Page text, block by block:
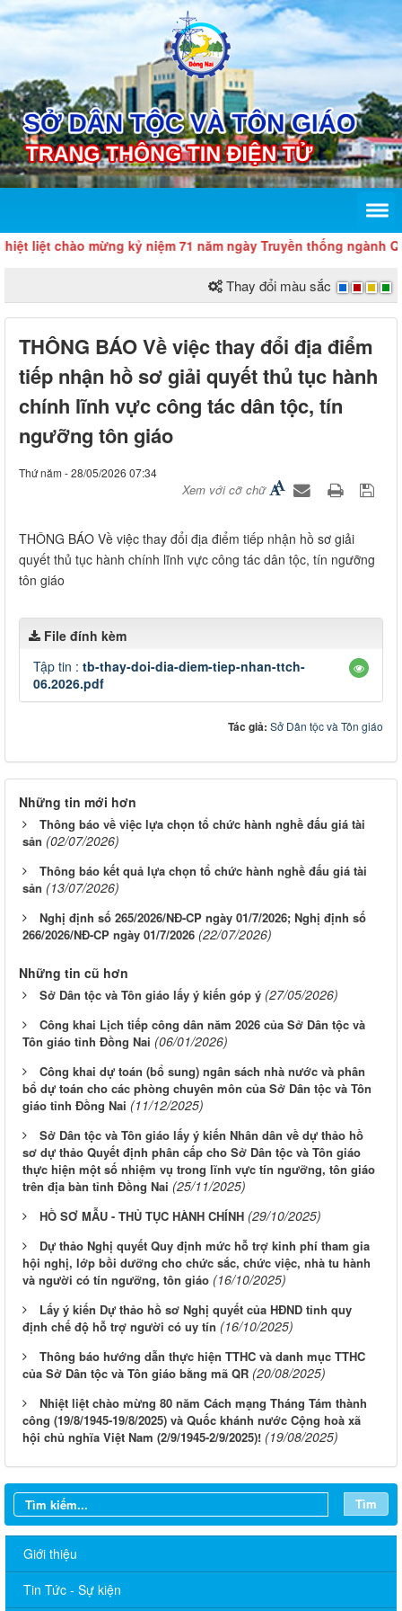
liệt chào mừng kỷ niệm 71 năm ngày Truyền thống ngành
Thay đổi màu sắc
THÔNG BÁO Về việc thay đổi địa điểm
tiếp nhận hồ sơ giải quyết thủ tục hành
chính lĩnh vực công tác dân tộc, tín
ngưỡng tôn giáo
Thứ năm - 28/05/2026 07:34
Xem với cỡ chữ
THÔNG BÁO Về việc thay đổi địa điểm tiếp nhận hồ sơ giải
quyết thủ tục hành chính lĩnh vực công tác dân tộc, tín ngưỡng
tôn giáo
File đính kèm
Tập tin : tb-thay-doi-dia-diem-tiep-nhan-ttch-
06.2026.pdf
Tác giả: Sở Dân tộc và Tôn giáo
Những tin mới hơn
Thông báo về việc lựa chọn tổ chức hành nghề đấu giá tài
sản (02/07/2026)
Thông báo kết quả lựa chọn tổ chức hành nghề đấu giá tài
sản (13/07/2026)
Nghị định số 265/2026/NĐ-CP ngày 01/7/2026; Nghị định số
266/2026/NĐ-CP ngày 01/7/2026 (22/07/2026)
Những tin cũ hơn
Sở Dân tộc và Tôn giáo lấy ý kiến góp ý (27/05/2026)
Công khai Lịch tiếp công dân năm 2026 của Sở Dân tộc và
Tôn giáo tỉnh Đồng Nai (06/01/2026)
Công khai dự toán (bổ sung) ngân sách nhà nước và phân
bổ dự toán cho các phòng chuyên môn của Sở Dân tộc và Tôn
giáo tỉnh Đồng Nai (11/12/2025)
Sở Dân tộc và Tôn giáo lấy ý kiến Nhân dân về dự thảo hồ
sơ dự thảo Quyết định phân cấp cho Sở Dân tộc và Tôn giáo
thực hiện một số nhiệm vụ trong lĩnh vực tín ngưỡng, tôn giáo
trên địa bàn tỉnh Đồng Nai (25/11/2025)
HỒ SƠ MẪU - THỦ TỤC HÀNH CHÍNH (29/10/2025)
Dự thảo Nghị quyết Quy định mức hỗ trợ kinh phí tham gia
hội nghị, lớp bồi dưỡng cho chức sắc, chức việc, nhà tu hành
và người có tín ngưỡng, tôn giáo (16/10/2025)
Lấy ý kiến Dự thảo hồ sơ Nghị quyết của HĐND tỉnh quy
định chế độ hỗ trợ người có uy tín (16/10/2025)
Thông báo hướng dẫn thực hiện TTHC và danh mục TTHC
của Sở Dân tộc và Tôn giáo bằng mã QR (20/08/2025)
Nhiệt liệt chào mừng 80 năm Cách mạng Tháng Tám thành
công (19/8/1945-19/8/2025) và Quốc khánh nước Cộng hoà xã
hội chủ nghĩa Việt Nam (2/9/1945-2/9/2025)! (19/08/2025)
Tìm
Giới thiệu
Tin Tức - Sự kiện